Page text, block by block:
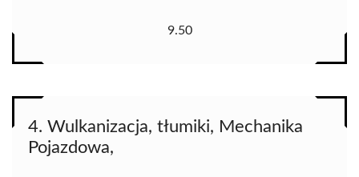
9.50
4. Wulkanizacja, tłumiki, Mechanika
Pojazdowa,